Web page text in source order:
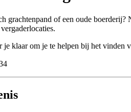
grachtenpand of een oude
klaar om je te helpen bij het vinden